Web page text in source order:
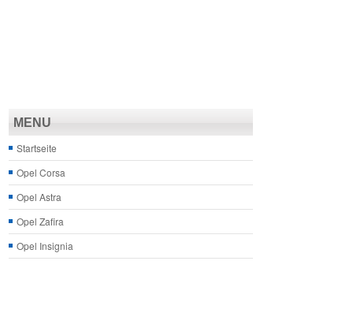
MENU
Startseite
Opel Corsa
Opel Astra
Opel Zafira
Opel Insignia